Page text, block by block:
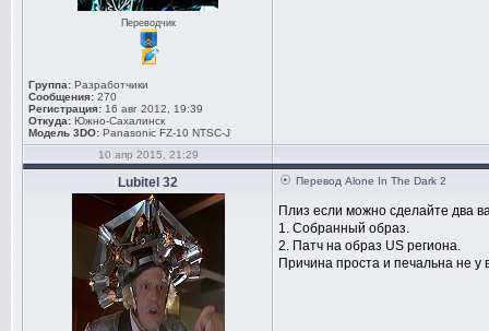
Переводчик
Группа: Разработчики
Сообщения: 270
Регистрация: 16 авг 2012, 19:39
Откуда: Южно-Сахалинск
Модель 3DO: Panasonic FZ-10 NTSC-J
10 апр 2015, 21:29
Lubitel 32 Перевод Alone In The Dark 2
Плиз если можно сделайте два
1. Собранный образ.
2. Патч на образ US региона.
Причина проста и печальна не у